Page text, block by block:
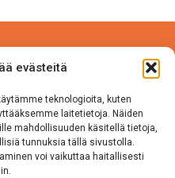
evästeitä
teknologioita, kuten
laitetietoja. Näiden
mahdollisuuden käsitellä tietoja,
tunnuksia tällä sivustolla.
voi vaikuttaa haitallisesti
5 A 4
8163